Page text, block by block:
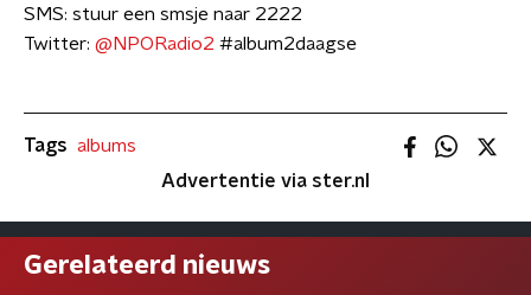
SMS: stuur een smsje naar 2222
Twitter: @NPORadio2 #album2daagse
Tags albums
Advertentie via ster.nl
Gerelateerd nieuws